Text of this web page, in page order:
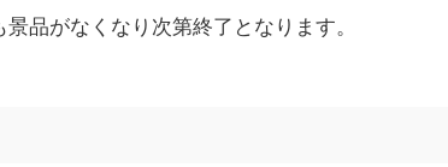
品がなくなり次第終了となります。